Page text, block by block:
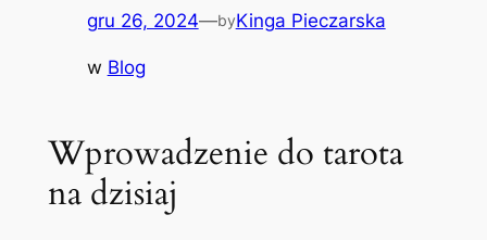
gru 26, 2024—byKinga Pieczarska
w Blog
Wprowadzenie do tarota
na dzisiaj